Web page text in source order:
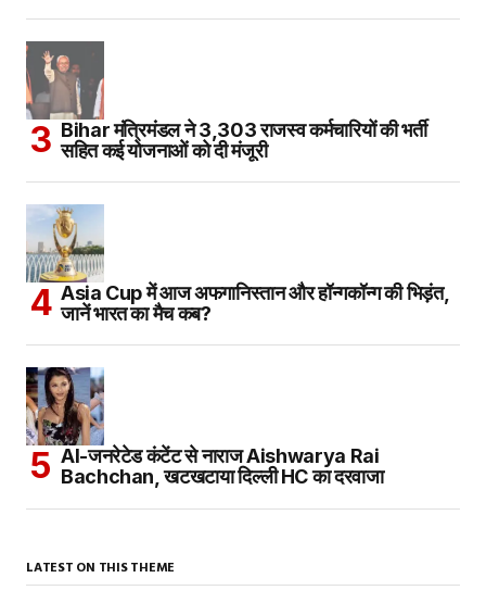
Bihar मंत्रिमंडल ने 3,303 राजस्व कर्मचारियों की भर्ती
सहित कई योजनाओं को दी मंजूरी
Asia Cup में आज अफगानिस्तान और हॉन्गकॉन्ग की भिड़ंत,
जानें भारत का मैच कब?
AI-जनरेटेड कंटेंट से नाराज Aishwarya Rai
Bachchan, खटखटाया दिल्ली HC का दरवाजा
LATEST ON THIS THEME